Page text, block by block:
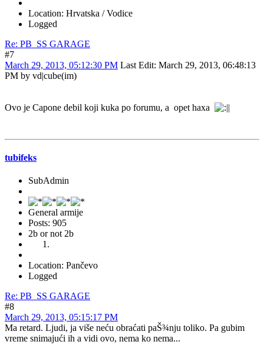
Location: Hrvatska / Vodice
Logged
Re: PB_SS GARAGE
#7
March 29, 2013, 05:12:30 PM Last Edit: March 29, 2013, 06:48:13
PM by vd|cube(im)
Ovo je Capone debil koji kuka po forumu, a opet haxa
tubifeks
SubAdmin
General armije
Posts: 905
2b or not 2b
Location: Pančevo
Logged
Re: PB_SS GARAGE
#8
March 29, 2013, 05:15:17 PM
Ma retard. Ljudi, ja više neću obraćati paŠ¾nju toliko. Pa gubim
vreme snimajući ih a vidi ovo, nema ko nema...